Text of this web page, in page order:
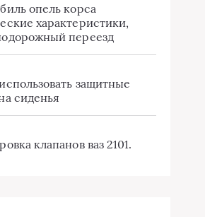
опель корса
характеристики,
переезд
защитные
сиденья
клапанов ваз 2101.